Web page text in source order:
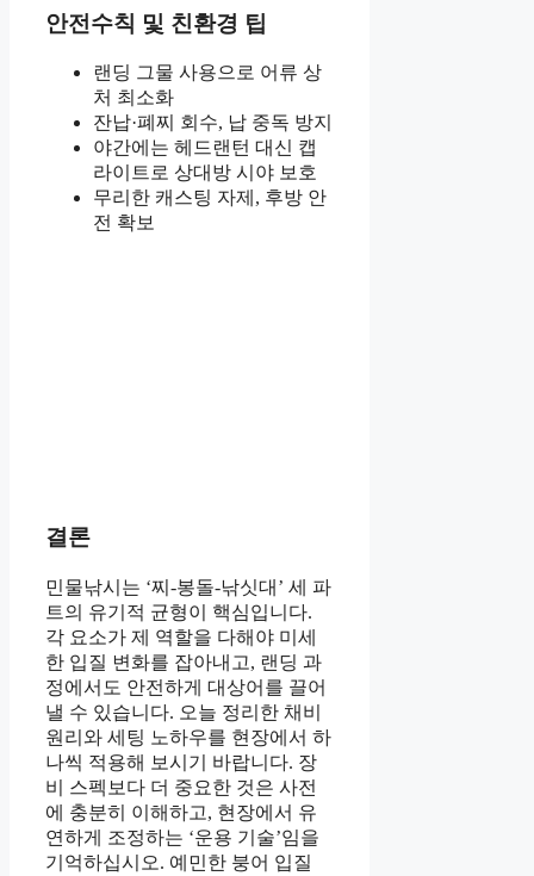
안전수칙 및 친환경 팁
랜딩 그물 사용으로 어류 상
처 최소화
잔납·폐찌 회수, 납 중독 방지
야간에는 헤드랜턴 대신 캡
라이트로 상대방 시야 보호
무리한 캐스팅 자제, 후방 안
전 확보
결론
민물낚시는 ‘찌-봉돌-낚싯대’ 세 파
트의 유기적 균형이 핵심입니다.
각 요소가 제 역할을 다해야 미세
한 입질 변화를 잡아내고, 랜딩 과
정에서도 안전하게 대상어를 끌어
낼 수 있습니다. 오늘 정리한 채비
원리와 세팅 노하우를 현장에서 하
나씩 적용해 보시기 바랍니다. 장
비 스펙보다 더 중요한 것은 사전
에 충분히 이해하고, 현장에서 유
연하게 조정하는 ‘운용 기술’임을
기억하십시오. 예민한 붕어 입질